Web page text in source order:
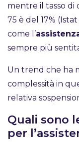
mentre il tasso di
75 è del 17%
come l’
sempre più
Un trend che ha
complessità in
relativa
Quali sono
per